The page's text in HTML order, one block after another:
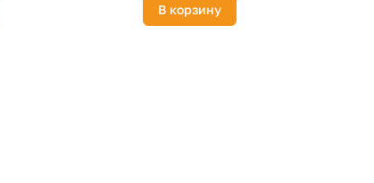
В корзину